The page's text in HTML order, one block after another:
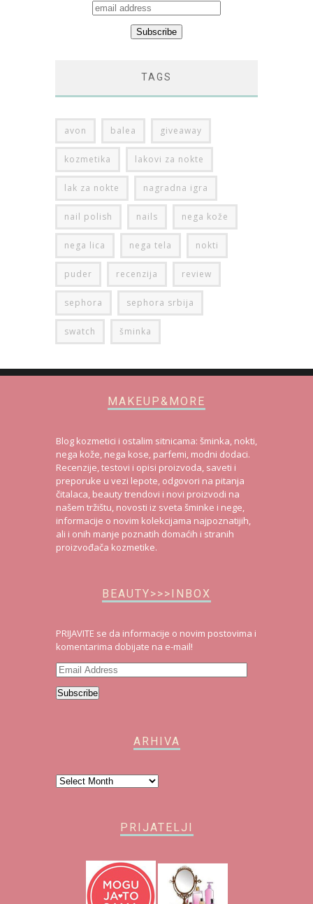
TAGS
avon balea giveaway
kozmetika lakovi za nokte
lak za nokte nagradna igra
nail polish nails nega kože
nega lica nega tela nokti
puder recenzija review
sephora sephora srbija
swatch šminka
MAKEUP&MORE
Blog kozmetici i ostalim sitnicama: šminka, nokti,
nega kože, nega kose, parfemi, modni dodaci.
Recenzije, testovi i opisi proizvoda, saveti i
preporuke u vezi lepote, odgovori na pitanja
čitalaca, beauty trendovi i novi proizvodi na
našem tržištu, novosti iz sveta šminke i nege,
informacije o novim kolekcijama najpoznatijih,
ali i onih manje poznatih domaćih i stranih
proizvođača kozmetike.
BEAUTY>>>INBOX
PRIJAVITE se da informacije o novim postovima i
komentarima dobijate na e-mail!
Email
Address
Subscribe
ARHIVA
Arhiva
PRIJATELJI